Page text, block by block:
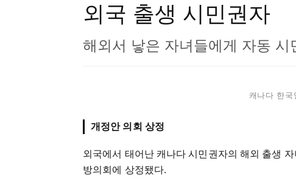
외국 출생 시민권자
해외서 낳은 자녀들에게 자동 시
캐나다 한
개정안 의회 상정
외국에서 태어난 캐나다 시민권자의 해외 출생
방의회에 상정됐다.